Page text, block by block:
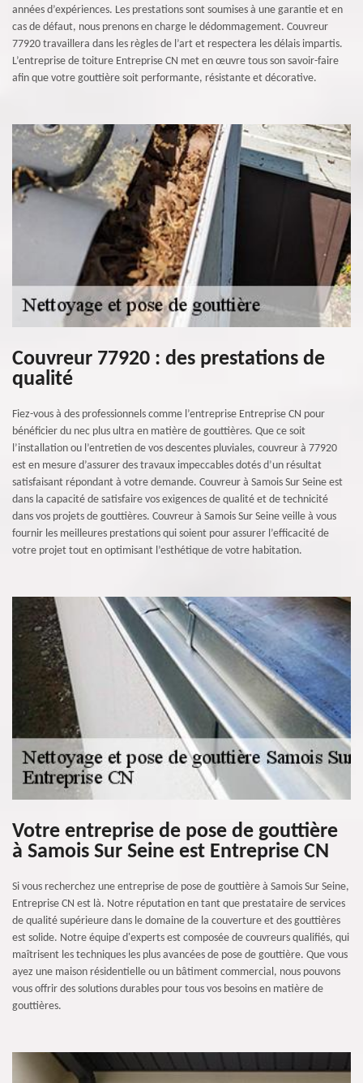
années d’expériences. Les prestations sont soumises à une garantie et en
cas de défaut, nous prenons en charge le dédommagement. Couvreur
77920 travaillera dans les règles de l’art et respectera les délais impartis.
L’entreprise de toiture Entreprise CN met en œuvre tous son savoir-faire
afin que votre gouttière soit performante, résistante et décorative.
Couvreur 77920 : des prestations de
qualité
Fiez-vous à des professionnels comme l’entreprise Entreprise CN pour
bénéficier du nec plus ultra en matière de gouttières. Que ce soit
l’installation ou l’entretien de vos descentes pluviales, couvreur à 77920
est en mesure d’assurer des travaux impeccables dotés d’un résultat
satisfaisant répondant à votre demande. Couvreur à Samois Sur Seine est
dans la capacité de satisfaire vos exigences de qualité et de technicité
dans vos projets de gouttières. Couvreur à Samois Sur Seine veille à vous
fournir les meilleures prestations qui soient pour assurer l’efficacité de
votre projet tout en optimisant l’esthétique de votre habitation.
Votre entreprise de pose de gouttière
à Samois Sur Seine est Entreprise CN
Si vous recherchez une entreprise de pose de gouttière à Samois Sur Seine,
Entreprise CN est là. Notre réputation en tant que prestataire de services
de qualité supérieure dans le domaine de la couverture et des gouttières
est solide. Notre équipe d'experts est composée de couvreurs qualifiés, qui
maîtrisent les techniques les plus avancées de pose de gouttière. Que vous
ayez une maison résidentielle ou un bâtiment commercial, nous pouvons
vous offrir des solutions durables pour tous vos besoins en matière de
gouttières.